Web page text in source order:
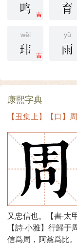
吉
鸣 育
wěi
吉
玮
yǔ
雨
康熙字典
【丑集上】【口】
又忠信也。【書·太
【詩·小雅】行歸
信爲周，阿黨爲比。